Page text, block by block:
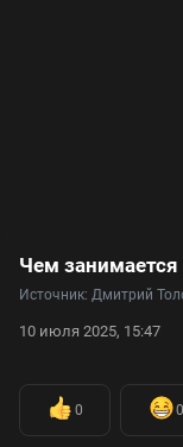
Источник: Дмитрий
10 июля 2025, 15:47
0 0